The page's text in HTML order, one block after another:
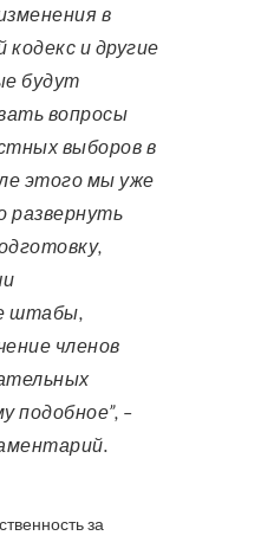
в
и другие
будут
вопросы
выборов в
этого мы уже
развернуть
штабы,
членов
подобное”, –
за